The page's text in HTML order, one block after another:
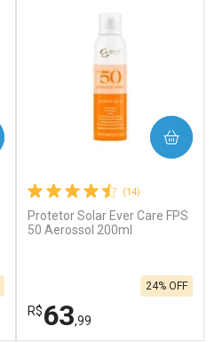
(14)
Protetor Solar Ever Care FPS
50 Aerossol 200ml
R$63,99
24% OFF
COMPRAR